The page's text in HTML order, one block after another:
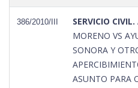
386/2010/III SERVICIO CIVIL.
MORENO VS
SONORA Y
ASUNTO PARA